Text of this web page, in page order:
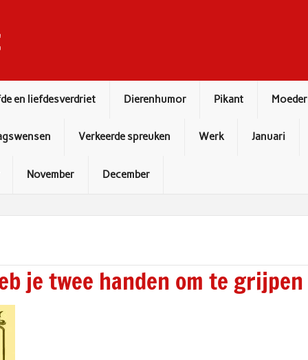
en liefdesverdriet Dierenhumor Pikant Moeder
Verkeerde spreuken Werk Januari
November December
je twee handen om te grijpen